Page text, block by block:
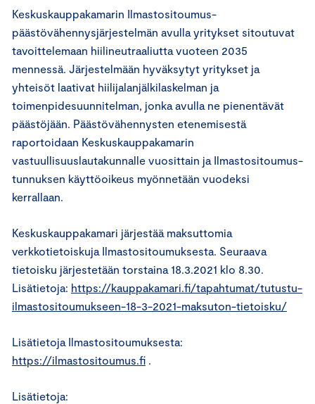
Keskuskauppakamarin Ilmastositoumus-
päästövähennysjärjestelmän avulla yritykset sitoutuvat
tavoittelemaan hiilineutraaliutta vuoteen 2035
mennessä. Järjestelmään hyväksytyt yritykset ja
yhteisöt laativat hiilijalanjälkilaskelman ja
toimenpidesuunnitelman, jonka avulla ne pienentävät
päästöjään. Päästövähennysten etenemisestä
raportoidaan Keskuskauppakamarin
vastuullisuuslautakunnalle vuosittain ja Ilmastositoumus-
tunnuksen käyttöoikeus myönnetään vuodeksi
kerrallaan.
Keskuskauppakamari järjestää maksuttomia
verkkotietoiskuja Ilmastositoumuksesta. Seuraava
tietoisku järjestetään torstaina 18.3.2021 klo 8.30.
Lisätietoja: https://kauppakamari.fi/tapahtumat/tutustu-
ilmastositoumukseen-18-3-2021-maksuton-tietoisku/
Lisätietoja Ilmastositoumuksesta:
https://ilmastositoumus.fi .
Lisätietoja: